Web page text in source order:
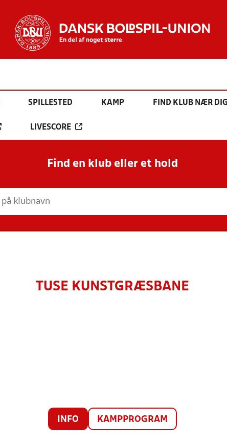
SPILLESTED KAMP FIND KLUB NÆR DIG
LIVESCORE
Find en klub eller et hold
TUSE KUNSTGRÆSBANE
INFO KAMPPROGRAM